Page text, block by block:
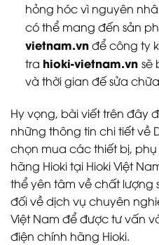
hỏng hóc vì nguyên
có thể mang đến sản
vietnam.vnđể công ty
tra hioki-vietnam.vn sẽ
và thời gian đế sửa
Hy vọng, bài viết trên đây
những thông tin chi tiết về
chọn mua các thiết bị,
hãng Hioki tại Hioki Việt
thể yên tâm về chất lượng
đối về dịch vụ chuyên
Việt Nam để được tư vấn
điện chính hãng Hioki.